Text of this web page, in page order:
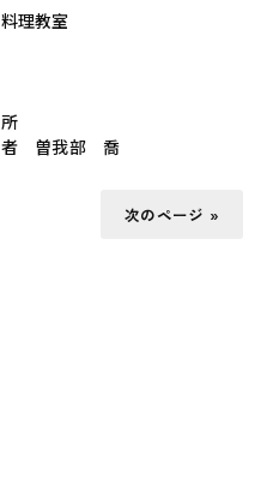
理教室
者 曽我部 喬
次のページ »